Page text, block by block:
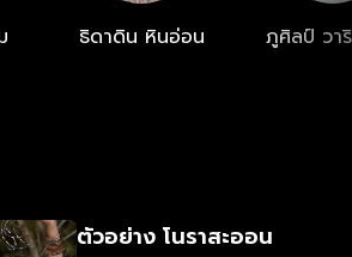
ธิดาดิน หินอ่อน ภูศิลป์ วา
ตัวอย่าง โนราสะออน